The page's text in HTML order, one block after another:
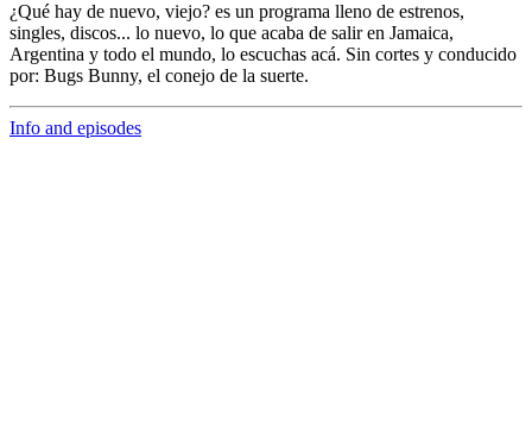
¿Qué hay de nuevo, viejo? es un programa lleno de estrenos,
singles, discos... lo nuevo, lo que acaba de salir en Jamaica,
Argentina y todo el mundo, lo escuchas acá. Sin cortes y conducido
por: Bugs Bunny, el conejo de la suerte.
Info and episodes